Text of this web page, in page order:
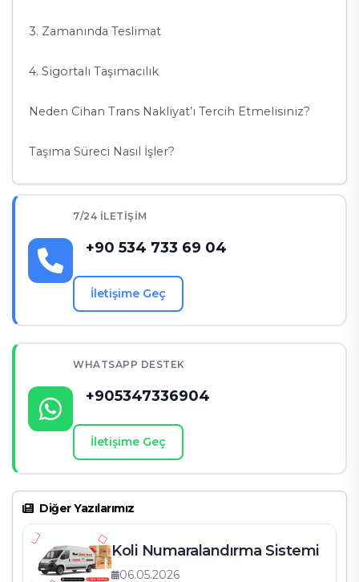
3. Zamanında Teslimat
4. Sigortalı Taşımacılık
Neden Cihan Trans Nakliyat’ı Tercih Etmelisiniz?
Taşıma Süreci Nasıl İşler?
7/24 İLETIŞIM
+90 534 733 69 04
İletişime Geç
WHATSAPP DESTEK
+905347336904
İletişime Geç
Diğer Yazılarımız
Koli Numaralandırma Sistemi
06.05.2026